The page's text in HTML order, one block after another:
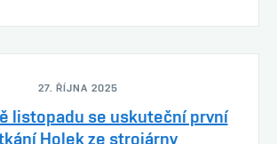
27. ŘÍJNA 2025
listopadu se uskuteční první
Holek ze strojárny